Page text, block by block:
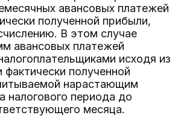
авансовых платежей
полученной прибыли,
В этом случае
авансовых платежей
исходя из
фактически полученной
нарастающим
налогового периода до
месяца.